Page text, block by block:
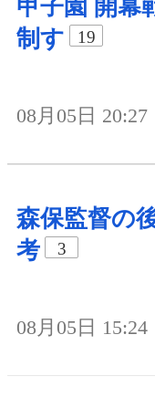
甲子園 開幕
制す
19
08月05日 20:27
森保監督の
考
3
08月05日 15:24